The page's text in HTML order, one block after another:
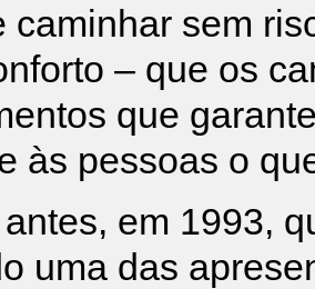
caminhar sem
– que os
que
às pessoas o
em 1993,
uma das